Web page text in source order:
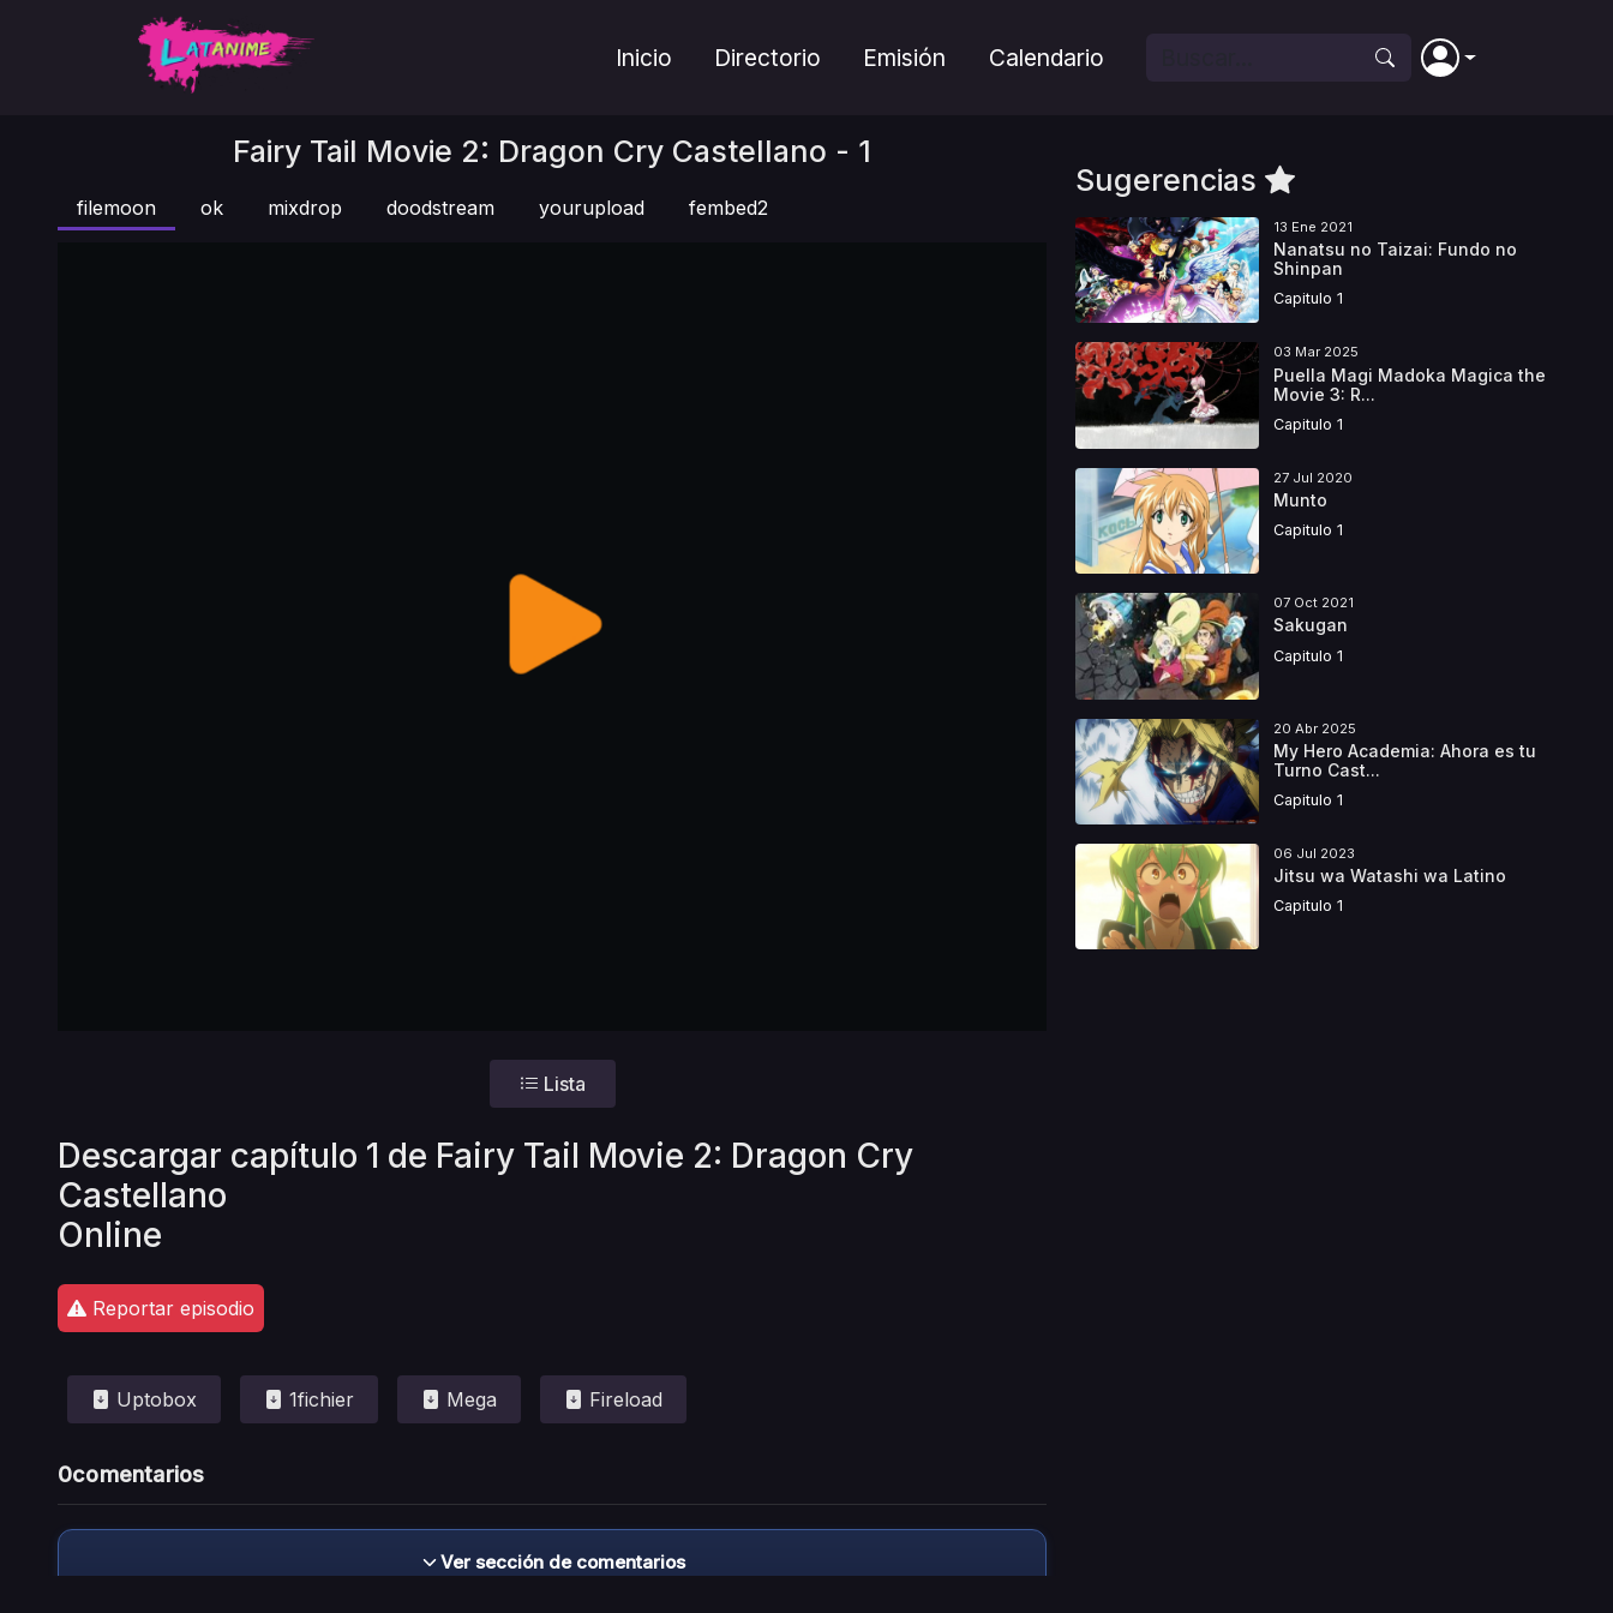
Inicio Directorio Emisión Calendario
Fairy Tail Movie 2: Dragon Cry Castellano - 1
filemoon ok mixdrop doodstream yourupload fembed2
Lista
Descargar capítulo 1 de Fairy Tail Movie 2: Dragon Cry
Castellano
Online
Reportar episodio
Uptobox 1fichier Mega Fireload
0comentarios
Ver sección de comentarios
Sugerencias
13 Ene 2021
Nanatsu no Taizai: Fundo no
Shinpan
Capitulo 1
03 Mar 2025
Puella Magi Madoka Magica the
Movie 3: R...
Capitulo 1
27 Jul 2020
Munto
Capitulo 1
07 Oct 2021
Sakugan
Capitulo 1
20 Abr 2025
My Hero Academia: Ahora es tu
Turno Cast...
Capitulo 1
06 Jul 2023
Jitsu wa Watashi wa Latino
Capitulo 1